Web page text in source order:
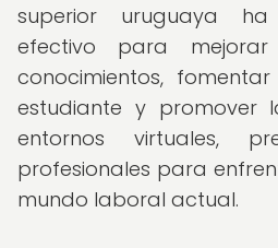
superior uruguaya
efectivo para
conocimientos,
estudiante y promover
entornos virtuales,
profesionales para
mundo laboral actual.